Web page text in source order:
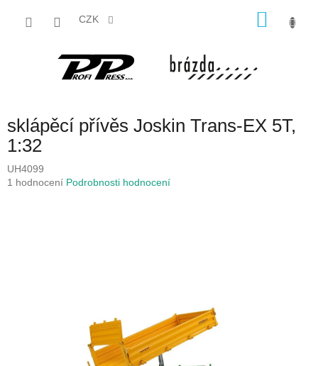
CZK
sklápěcí přívěs Joskin Trans-EX 5T,
1:32
UH4099
Průměrné
1 hodnocení Podrobnosti hodnocení